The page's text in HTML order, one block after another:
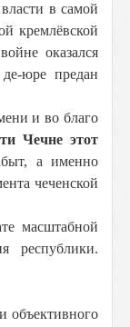
в самой
кремлёвской
оказался
юре предан
и во благо
Чечне этот
а именно
чеченской
масштабной
республики.
объективного